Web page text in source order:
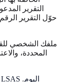
التقرير
حوّل التقرير
ملفك الشخصي
المحددة،
أجرِ اختبار LSAS اليوم.